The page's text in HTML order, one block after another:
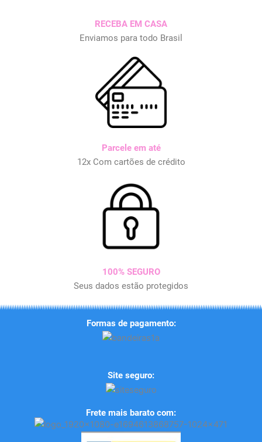
RECEBA EM CASA
Enviamos para todo Brasil
Parcele em até
12x Com cartões de crédito
100% SEGURO
Seus dados estão protegidos
Formas de pagamento:
Site seguro:
Frete mais barato com: